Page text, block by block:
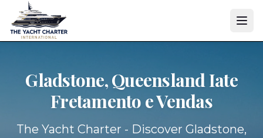
Gladstone, Queensland Iate
Fretamento e Vendas
The Yacht Charter - Discover Gladstone,